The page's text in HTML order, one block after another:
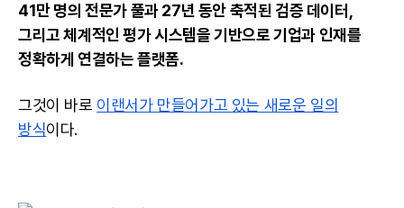
41만 명의 전문가 풀과 27년 동안 축적된 검증 데이터,
그리고 체계적인 평가 시스템을 기반으로 기업과 인재를
정확하게 연결하는 플랫폼.
그것이 바로 이랜서가 만들어가고 있는 새로운 일의
방식이다.